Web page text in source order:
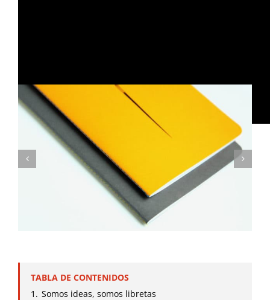
TABLA DE CONTENIDOS
1. Somos ideas, somos libretas